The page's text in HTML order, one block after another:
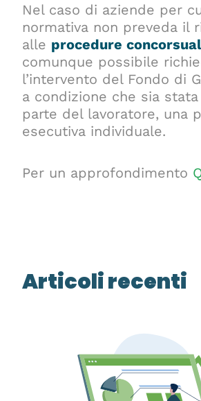
Nel caso di aziende per
normativa non preveda il
alle procedure
comunque possibile
l’intervento del Fondo di
a condizione che sia
parte del lavoratore, una
esecutiva individuale.
Per un approfondimento
Articoli recenti